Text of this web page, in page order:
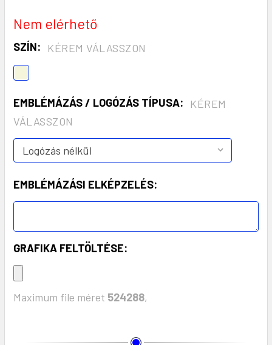
Nem elérhető
SZÍN: KÉREM VÁLASSZON
EMBLÉMÁZÁS / LOGÓZÁS TÍPUSA:
KÉREM
VÁLASSZON
EMBLÉMÁZÁSI ELKÉPZELÉS:
GRAFIKA FELTÖLTÉSE:
Maximum file méret 524288,